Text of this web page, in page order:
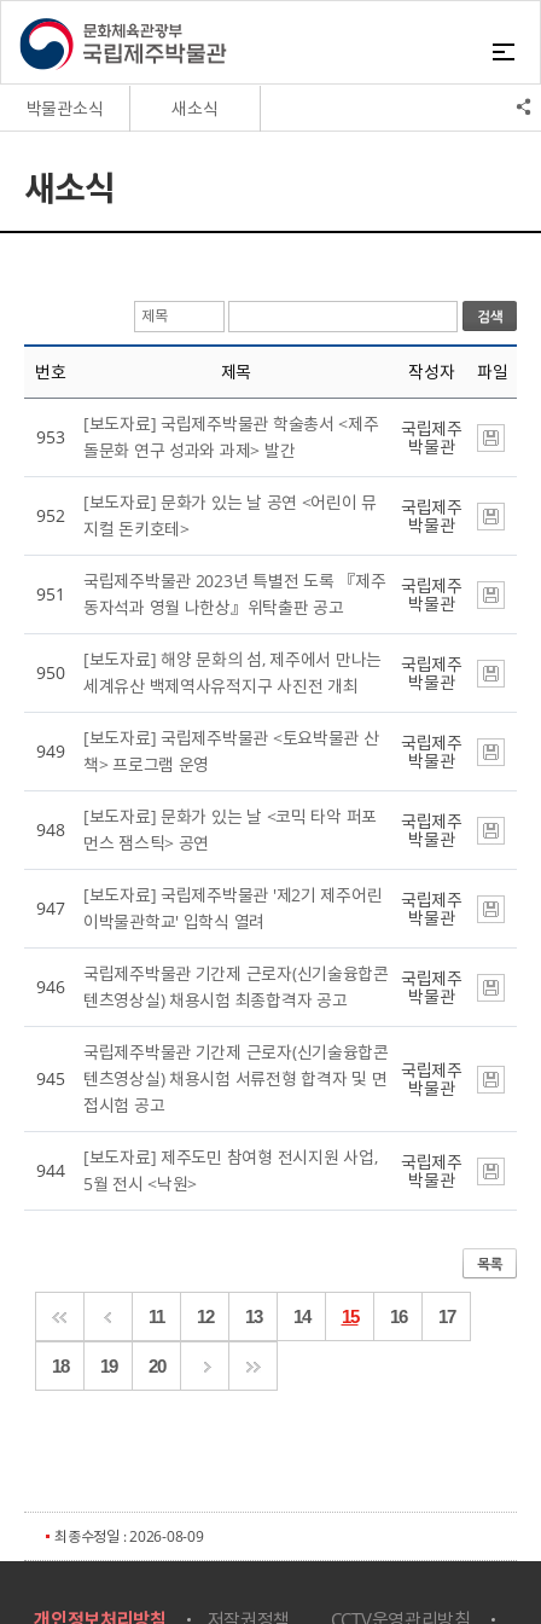
새소식
박물관소식
자원봉사
정보공개
새소식
번호 제목 작성자 파일
953
[보도자료] 국립제주박물관 학술총서 <제주
돌문화 연구 성과와 과제> 발간
국립제주
박물관
952
[보도자료] 문화가 있는 날 공연 <어린이 뮤
지컬 돈키호테>
국립제주
박물관
951
국립제주박물관 2023년 특별전 도록 『제주
동자석과 영월 나한상』위탁출판 공고
국립제주
박물관
950
[보도자료] 해양 문화의 섬, 제주에서 만나는
세계유산 백제역사유적지구 사진전 개최
국립제주
박물관
949
[보도자료] 국립제주박물관 <토요박물관 산
책> 프로그램 운영
국립제주
박물관
948
[보도자료] 문화가 있는 날 <코믹 타악 퍼포
먼스 잼스틱> 공연
국립제주
박물관
947
[보도자료] 국립제주박물관 '제2기 제주어린
이박물관학교' 입학식 열려
국립제주
박물관
946
국립제주박물관 기간제 근로자(신기술융합콘
텐츠영상실) 채용시험 최종합격자 공고
국립제주
박물관
945
국립제주박물관 기간제 근로자(신기술융합콘
텐츠영상실) 채용시험 서류전형 합격자 및 면
접시험 공고
국립제주
박물관
944
[보도자료] 제주도민 참여형 전시지원 사업,
5월 전시 <낙원>
국립제주
박물관
11 12 13 14 15 16 17
18 19 20
최종수정일 : 2026-08-09
개인정보처리방침 저작권정책 CCTV운영관리방침